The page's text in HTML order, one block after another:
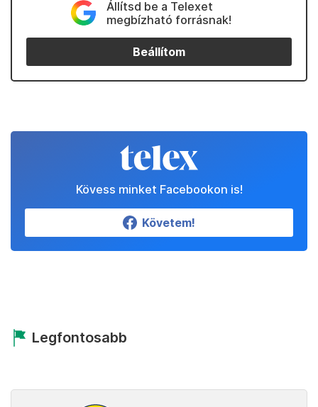
Állítsd be a Telexet
megbízható forrásnak!
Beállítom
Kövess minket Facebookon is!
Követem!
Legfontosabb